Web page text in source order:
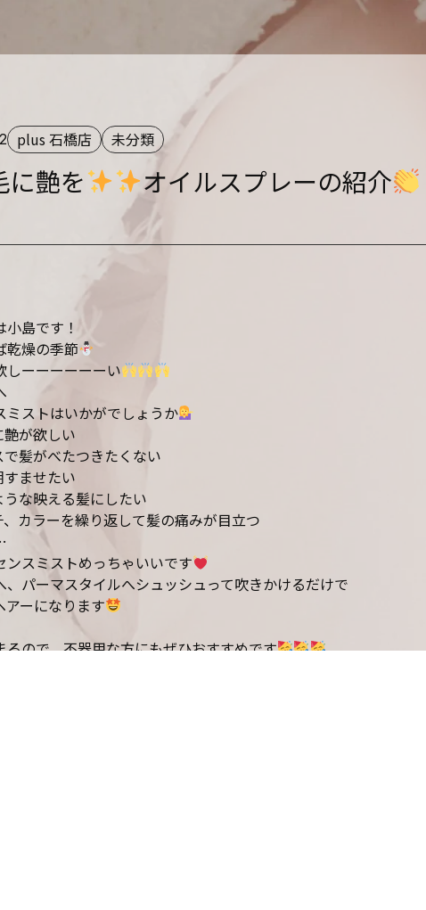
plus 石橋店 未分類
に艶を オイルスプレーの紹介
小島です！
乾燥の季節
しーーーーーーい
ミストはいかがでしょうか
艶が欲しい
で髪がべたつきたくない
すませたい
うな映える髪にしたい
、カラーを繰り返して髪の痛みが目立つ
ンスミストめっちゃいいです
、パーマスタイルへシュッシュって吹きかけるだけで
アーになります
るので、不器用な方にもぜひおすすめです